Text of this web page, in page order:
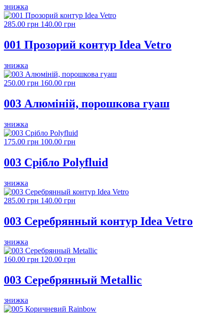
знижка
285.00 грн 140.00 грн
001 Прозорий контур Idea Vetro
знижка
250.00 грн 160.00 грн
003 Алюміній, порошкова гуаш
знижка
175.00 грн 100.00 грн
003 Срібло Polyfluid
знижка
285.00 грн 140.00 грн
003 Серебрянный контур Idea Vetro
знижка
160.00 грн 120.00 грн
003 Серебрянный Metallic
знижка